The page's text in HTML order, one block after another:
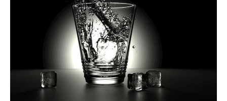
–
význam
a
symbolika